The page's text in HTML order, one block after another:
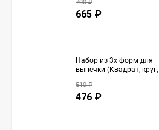
700₽
665 ₽
Набор из 3х форм для
выпечки (Квадрат, круг,
510₽
476 ₽